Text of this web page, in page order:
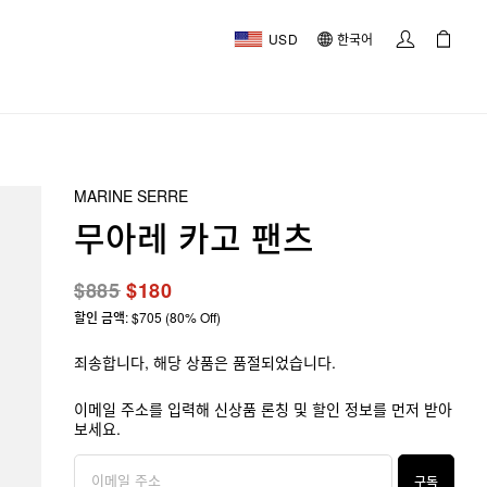
USD 한국어
MARINE SERRE
무아레 카고 팬츠
$885$180
할인 금액: $705 (80% Off)
죄송합니다, 해당 상품은 품절되었습니다.
이메일 주소를 입력해 신상품 론칭 및 할인 정보를 먼저 받아
보세요.
구독